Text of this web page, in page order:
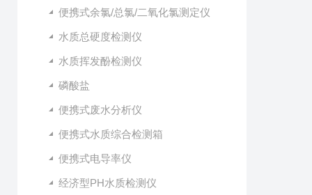
便携式余氯/总氯/二氧化氯测定仪
水质总硬度检测仪
水质挥发酚检测仪
磷酸盐
便携式废水分析仪
便携式水质综合检测箱
便携式电导率仪
经济型PH水质检测仪